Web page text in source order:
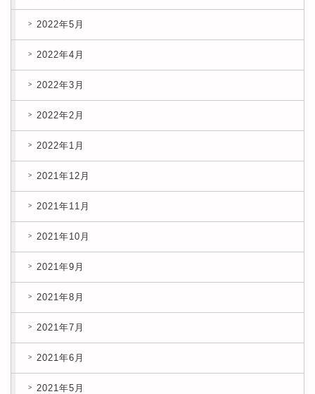
2022年5月
2022年4月
2022年3月
2022年2月
2022年1月
2021年12月
2021年11月
2021年10月
2021年9月
2021年8月
2021年7月
2021年6月
2021年5月